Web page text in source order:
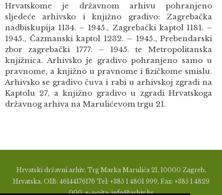
Hrvatskome je državnom arhivu pohranjeno
sljedeće arhivsko i knjižno gradivo: Zagrebačka
nadbiskupija 1134. – 1945., Zagrebački kaptol 1181. –
1945., Čazmanski kaptol 1232. – 1945., Prebendarski
zbor zagrebački 1777. – 1945. te Metropolitanska
knjižnica. Arhivsko je gradivo pohranjeno samo u
pravnome, a knjižno u pravnome i fizičkome smislu.
Arhivsko se gradivo čuva i rabi u arhivskoj zgradi na
Kaptolu 27, a knjižno gradivo u zgradi Hrvatskoga
državnog arhiva na Marulićevom trgu 21.
Hrvatski državni arhiv, Trg Marka Marulića 21, 10000 Zagreb,
Hrvatska. OIB: 46144176176 Tel: +385 1 4801 999, Fax: +385 1 4829
000, e-pošta: info@arhiv.hr